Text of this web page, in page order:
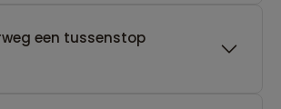
een tussenstop